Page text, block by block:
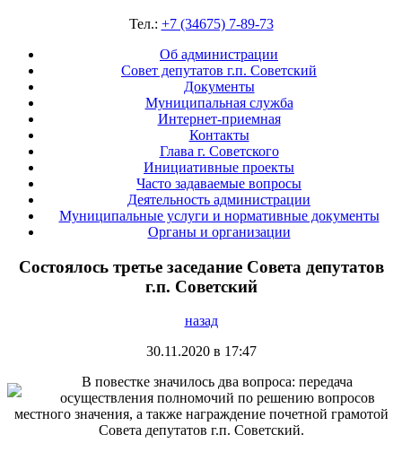
Тел.: +7 (34675) 7-89-73
Об администрации
Совет депутатов г.п. Советский
Документы
Муниципальная служба
Интернет-приемная
Контакты
Глава г. Советского
Инициативные проекты
Часто задаваемые вопросы
Деятельность администрации
Муниципальные услуги и нормативные документы
Органы и организации
Состоялось третье заседание Совета депутатов
г.п. Советский
назад
30.11.2020 в 17:47
В повестке значилось два вопроса: передача
осуществления полномочий по решению вопросов
местного значения, а также награждение почетной грамотой
Совета депутатов г.п. Советский.